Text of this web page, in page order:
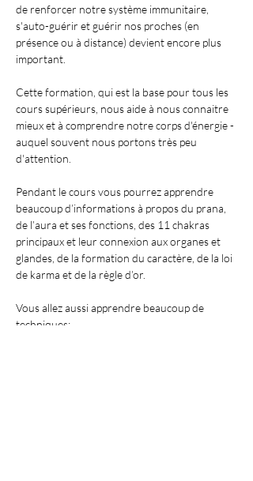
de renforcer notre système immunitaire,
s'auto-guérir et guérir nos proches (en
présence ou à distance) devient encore plus
important.
Cette formation, qui est la base pour tous les
cours supérieurs, nous aide à nous connaitre
mieux et à comprendre notre corps d'énergie -
auquel souvent nous portons très peu
d'attention.
Pendant le cours vous pourrez apprendre
beaucoup d’informations à propos du prana,
de l’aura et ses fonctions, des 11 chakras
principaux et leur connexion aux organes et
glandes, de la formation du caractère, de la loi
de karma et de la règle d’or.
Vous allez aussi apprendre beaucoup de
techniques: